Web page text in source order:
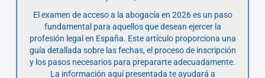
El examen de acceso a la abogacía en 2026 es un paso
fundamental para aquellos que desean ejercer la
profesión legal en España. Este artículo proporciona una
guía detallada sobre las fechas, el proceso de inscripción
y los pasos necesarios para prepararte adecuadamente.
La información aquí presentada te ayudará a